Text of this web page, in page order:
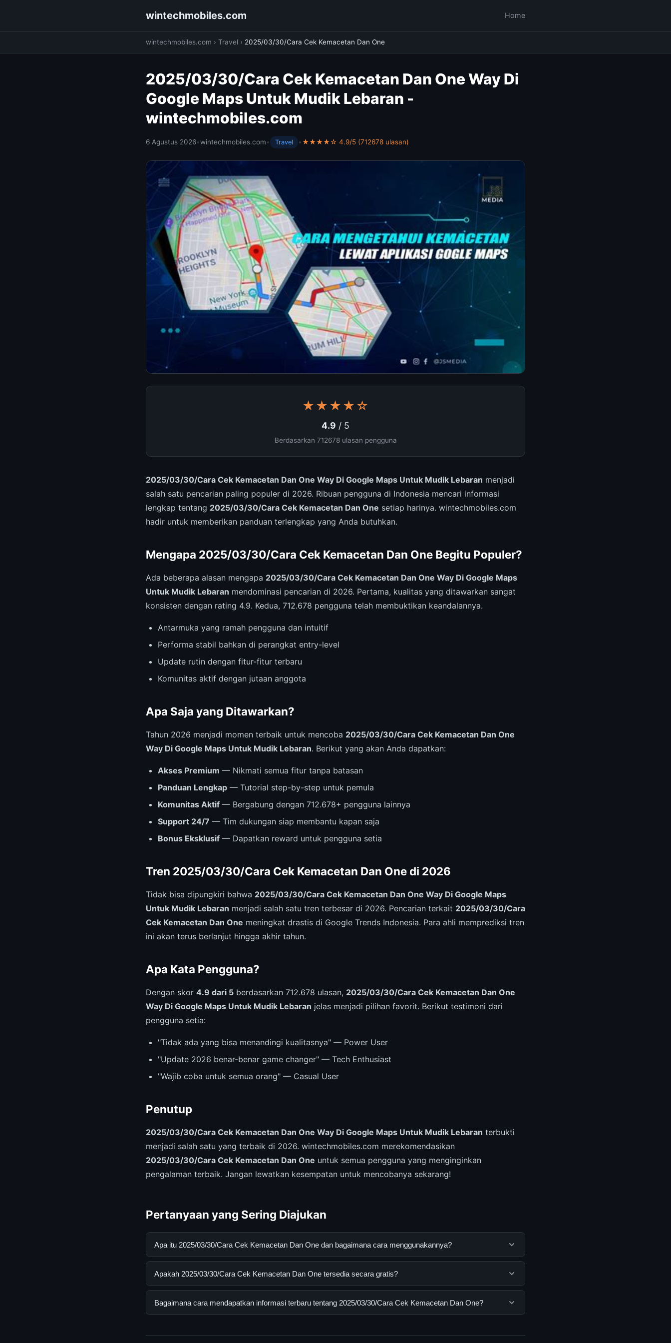
wintechmobiles.com Home
wintechmobiles.com › Travel › 2025/03/30/Cara Cek Kemacetan Dan One
2025/03/30/Cara Cek Kemacetan Dan One Way Di
Google Maps Untuk Mudik Lebaran -
wintechmobiles.com
6 Agustus 2026•wintechmobiles.com• Travel •★★★★☆ 4.9/5 (712678 ulasan)
★★★★☆
4.9 / 5
Berdasarkan 712678 ulasan pengguna
2025/03/30/Cara Cek Kemacetan Dan One Way Di Google Maps Untuk Mudik Lebaran menjadi
salah satu pencarian paling populer di 2026. Ribuan pengguna di Indonesia mencari informasi
lengkap tentang 2025/03/30/Cara Cek Kemacetan Dan One setiap harinya. wintechmobiles.com
hadir untuk memberikan panduan terlengkap yang Anda butuhkan.
Mengapa 2025/03/30/Cara Cek Kemacetan Dan One Begitu Populer?
Ada beberapa alasan mengapa 2025/03/30/Cara Cek Kemacetan Dan One Way Di Google Maps
Untuk Mudik Lebaran mendominasi pencarian di 2026. Pertama, kualitas yang ditawarkan sangat
konsisten dengan rating 4.9. Kedua, 712.678 pengguna telah membuktikan keandalannya.
Antarmuka yang ramah pengguna dan intuitif
Performa stabil bahkan di perangkat entry-level
Update rutin dengan fitur-fitur terbaru
Komunitas aktif dengan jutaan anggota
Apa Saja yang Ditawarkan?
Tahun 2026 menjadi momen terbaik untuk mencoba 2025/03/30/Cara Cek Kemacetan Dan One
Way Di Google Maps Untuk Mudik Lebaran. Berikut yang akan Anda dapatkan:
Akses Premium — Nikmati semua fitur tanpa batasan
Panduan Lengkap — Tutorial step-by-step untuk pemula
Komunitas Aktif — Bergabung dengan 712.678+ pengguna lainnya
Support 24/7 — Tim dukungan siap membantu kapan saja
Bonus Eksklusif — Dapatkan reward untuk pengguna setia
Tren 2025/03/30/Cara Cek Kemacetan Dan One di 2026
Tidak bisa dipungkiri bahwa 2025/03/30/Cara Cek Kemacetan Dan One Way Di Google Maps
Untuk Mudik Lebaran menjadi salah satu tren terbesar di 2026. Pencarian terkait 2025/03/30/Cara
Cek Kemacetan Dan One meningkat drastis di Google Trends Indonesia. Para ahli memprediksi tren
ini akan terus berlanjut hingga akhir tahun.
Apa Kata Pengguna?
Dengan skor 4.9 dari 5 berdasarkan 712.678 ulasan, 2025/03/30/Cara Cek Kemacetan Dan One
Way Di Google Maps Untuk Mudik Lebaran jelas menjadi pilihan favorit. Berikut testimoni dari
pengguna setia:
"Tidak ada yang bisa menandingi kualitasnya" — Power User
"Update 2026 benar-benar game changer" — Tech Enthusiast
"Wajib coba untuk semua orang" — Casual User
Penutup
2025/03/30/Cara Cek Kemacetan Dan One Way Di Google Maps Untuk Mudik Lebaran terbukti
menjadi salah satu yang terbaik di 2026. wintechmobiles.com merekomendasikan
2025/03/30/Cara Cek Kemacetan Dan One untuk semua pengguna yang menginginkan
pengalaman terbaik. Jangan lewatkan kesempatan untuk mencobanya sekarang!
Pertanyaan yang Sering Diajukan
Apa itu 2025/03/30/Cara Cek Kemacetan Dan One dan bagaimana cara menggunakannya?
2025/03/30/Cara Cek Kemacetan Dan One adalah layanan digital yang dirancang untuk membantu
mengunjungi situs resmi dan mengikuti panduan yang tersedia.
Apakah 2025/03/30/Cara Cek Kemacetan Dan One tersedia secara gratis?
Ya, 2025/03/30/Cara Cek Kemacetan Dan One dapat diakses secara gratis oleh semua pengguna. Tidak
Bagaimana cara mendapatkan informasi terbaru tentang 2025/03/30/Cara Cek Kemacetan Dan One?